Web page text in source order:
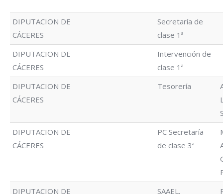
DIPUTACION DE
CÁCERES
Secretaría de
clase 1ª
DIPUTACION DE
CÁCERES
Intervención de
clase 1ª
DIPUTACION DE
CÁCERES
Tesorería
DIPUTACION DE
CÁCERES
PC Secretaría
de clase 3ª
DIPUTACION DE
SAAEL.